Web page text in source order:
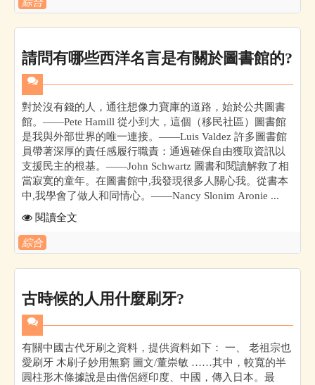
請問有哪些西洋名言是有關於圖書館的?
對於沒有錢的人，通往想像力寶庫的道路，始於公共圖書
館。——Pete Hamill 從小到大，這個（移民社區）圖書館
是我與外部世界的唯一連接。——Luis Valdez 許多圖書館
員帶著深厚的責任感履行職責：通過確保自由獲取資訊以
支援民主的根基。——John Schwartz 圖書和閱讀解救了相
當寂寞的童年。在圖書館中,我發現很多人關心我。從書本
中,我學會了做人和同情心。——Nancy Slonim Aronie ...
閱讀全文
綜合
古時候的人用什麼刷牙?
有關中國古代牙刷之資料，提供資料如下： 一、 老祖宗也
愛刷牙 木刷子妙用無窮 圖文/董崇敏 ……其中，較寬的半
圓柱形木條據說是由僧侶經印度、中國，傳入日本。最